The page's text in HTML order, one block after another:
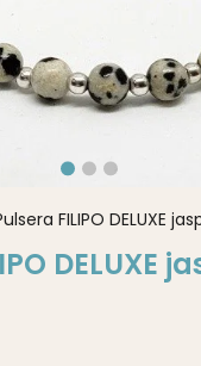
FILIPO DELUXE
DELUXE